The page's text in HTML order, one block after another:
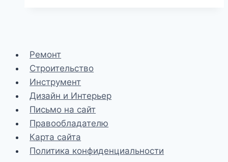
руками
Ремонт
Строительство
Инструмент
Дизайн и Интерьер
Письмо на сайт
Правообладателю
Карта сайта
Политика конфиденциальности